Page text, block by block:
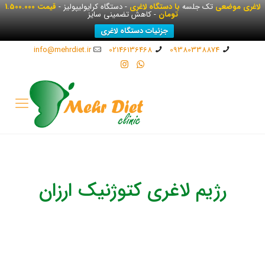
لاغری موضعیتک جلسهبا دستگاه لاغری- دستگاه کرایولیپولیز - قیمت 1.500.000
تومان- کاهش تضمینی سایز
جزئیات دستگاه لاغری
09380338874
02146136468
info@mehrdiet.ir
رژیم لاغری کتوژنیک ارزان